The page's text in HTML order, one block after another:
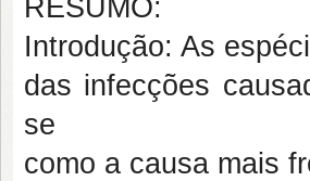
RESUMO:
Introdução: As
das infecções
se
como a causa mais